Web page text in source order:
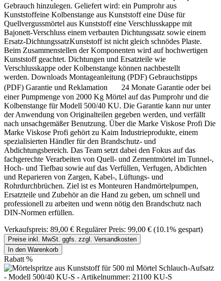
Gebrauch hinzulegen. Geliefert wird: ein Pumprohr aus
Kunststoffeine Kolbenstange aus Kunststoff eine Düse für
Quellvergussmörtel aus Kunststoff eine Verschlusskappe mit
Bajonett-Verschluss einem verbauten Dichtungssatz sowie einem
Ersatz-DichtungssatzKunststoff ist nicht gleich schnödes Plaste.
Beim Zusammenstellen der Komponenten wird auf hochwertigen
Kunststoff geachtet. Dichtungen und Ersatzteile wie
Verschlusskappe oder Kolbenstange können nachbestellt
werden. Downloads Montageanleitung (PDF) Gebrauchstipps
(PDF) Garantie und Reklamation 24 Monate Garantie oder bei
einer Pumpmenge von 2000 Kg Mörtel auf das Pumprohr und die
Kolbenstange für Modell 500/40 KU. Die Garantie kann nur unter
der Anwendung von Originalteilen gegeben werden, und verfällt
nach unsachgemäßer Benutzung. Über die Marke Viskose Profi Die
Marke Viskose Profi gehört zu Kaim Industrieprodukte, einem
spezialisierten Händler für den Brandschutz- und
Abdichtungsbereich. Das Team setzt dabei den Fokus auf das
fachgerechte Verarbeiten von Quell- und Zementmörtel im Tunnel-,
Hoch- und Tiefbau sowie auf das Verfüllen, Verfugen, Abdichten
und Reparieren von Zargen, Kabel-, Lüftungs- und
Rohrdurchbrüchen. Ziel ist es Monteuren Handmörtelpumpen,
Ersatzteile und Zubehör an die Hand zu geben, um schnell und
professionell zu arbeiten und wenn nötig den Brandschutz nach
DIN-Normen erfüllen.
Verkaufspreis: 89,00 € Regulärer Preis: 99,00 € (10.1% gespart)
Preise inkl. MwSt. ggfs. zzgl. Versandkosten
In den Warenkorb
Rabatt %